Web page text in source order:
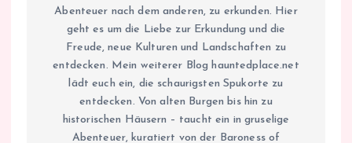
Abenteuer nach dem anderen, zu erkunden. Hier
geht es um die Liebe zur Erkundung und die
Freude, neue Kulturen und Landschaften zu
entdecken. Mein weiterer Blog hauntedplace.net
lädt euch ein, die schaurigsten Spukorte zu
entdecken. Von alten Burgen bis hin zu
historischen Häusern – taucht ein in gruselige
Abenteuer, kuratiert von der Baroness of